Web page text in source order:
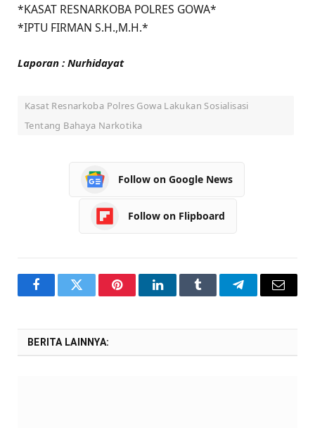
*KASAT RESNARKOBA POLRES GOWA*
*IPTU FIRMAN S.H.,M.H.*
Laporan : Nurhidayat
Kasat Resnarkoba Polres Gowa Lakukan Sosialisasi
Tentang Bahaya Narkotika
Follow on Google News
Follow on Flipboard
FacebookTwitter PinterestLinkedInTumblr TelegramEmail
BERITA LAINNYA: